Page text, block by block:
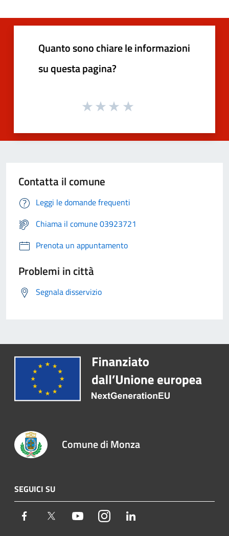
Quanto sono chiare le informazioni
su questa pagina?
Contatta il comune
Leggi le domande frequenti
Chiama il comune 03923721
Prenota un appuntamento
Problemi in città
Segnala disservizio
Comune di Monza
SEGUICI SU
Facebook Twitter YoutubeInstagram